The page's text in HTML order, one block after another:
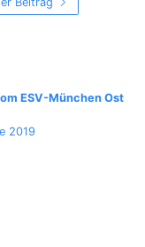
ESV-München Ost
2019